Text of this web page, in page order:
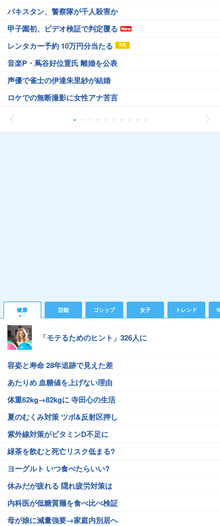
パキスタン、警察隊が千人殺害か
甲子園初、ビデオ検証で判定覆る
レンタカー予約 10万円分当たる
音楽P・蔦谷好位置氏 離婚を公表
声優で雀士の伊達朱里紗が結婚
ロケでの無断撮影に女性アナ苦言
健康 芸能 ゴシップ 女子 トレンド
「モテるためのヒント」326人に
容姿と寿命 28年追跡で見えた差
あたりめ 血糖値を上げない理由
体重62kg→82kgに 寺田心の生活
夏のむくみ対策 ツボ&反射区押し
紫外線対策がビタミンD不足に
緑茶を飲むと死亡リスク低まる?
ヨーグルト いつ食べたらいい?
休みだが疲れる 隠れ疲労対策は
内科医が低糖質麺を食べ比べ検証
母が娘に減量強要→家庭内別居へ